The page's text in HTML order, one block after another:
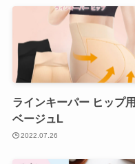
ラインキーパー ヒップ用
ベージュL
2022.07.26